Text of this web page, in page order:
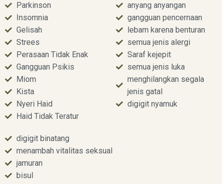
Parkinson
Insomnia
Gelisah
Strees
Perasaan Tidak Enak
Gangguan Psikis
Miom
Kista
Nyeri Haid
Haid Tidak Teratur
anyang anyangan
gangguan pencernaan
lebam karena benturan
semua jenis alergi
Saraf kejepit
semua jenis luka
menghilangkan segala
jenis gatal
digigit nyamuk
digigit binatang
menambah vitalitas seksual
jamuran
bisul